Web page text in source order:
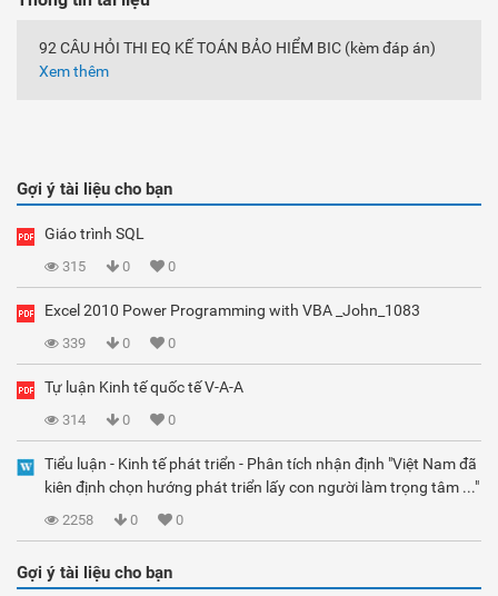
92 CÂU HỎI THI EQ KẾ TOÁN BẢO HIỂM BIC (kèm đáp án)
Xem thêm
Gợi ý tài liệu cho bạn
Giáo trình SQL
315 0 0
Excel 2010 Power Programming with VBA _John_1083
339 0 0
Tự luận Kinh tế quốc tế V-A-A
314 0 0
Tiểu luận - Kinh tế phát triển - Phân tích nhận định "Việt Nam đã
kiên định chọn hướng phát triển lấy con người làm trọng tâm ..."
2258 0 0
Gợi ý tài liệu cho bạn